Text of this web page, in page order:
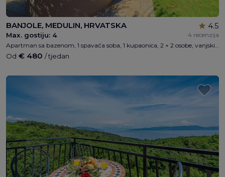
BANJOLE, MEDULIN, HRVATSKA 4.5
Max. gostiju: 4
4 recenzija
Apartman sa bazenom, 1 spavaća soba, 1 kupaonica, 2 + 2 osobe, vanjski whirpool, dječje igralište, besplatni WI-FI, 300m od plaže, 5min. od Pule, 5 min. od Rt.Kamenjak
Od € 480 / tjedan